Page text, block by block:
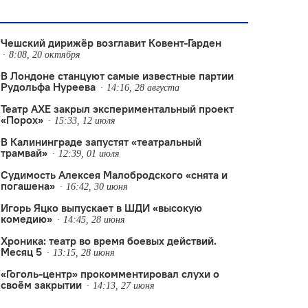
Чешский дирижёр возглавит Ковент-Гарден
8:08, 20 октября
В Лондоне станцуют самые известные партии
Рудольфа Нуреева
14:16, 28 августа
Театр АХЕ закрыл экспериментальный проект
«Порох»
15:33, 12 июля
В Калининграде запустят «театральный
трамвай»
12:39, 01 июля
Судимость Алексея Малобродского «снята и
погашена»
16:42, 30 июня
Игорь Яцко выпускает в ШДИ «высокую
комедию»
14:45, 28 июня
Хроника: театр во время боевых действий.
Месяц 5
13:15, 28 июня
«Гоголь-центр» прокомментировал слухи о
своём закрытии
14:13, 27 июня